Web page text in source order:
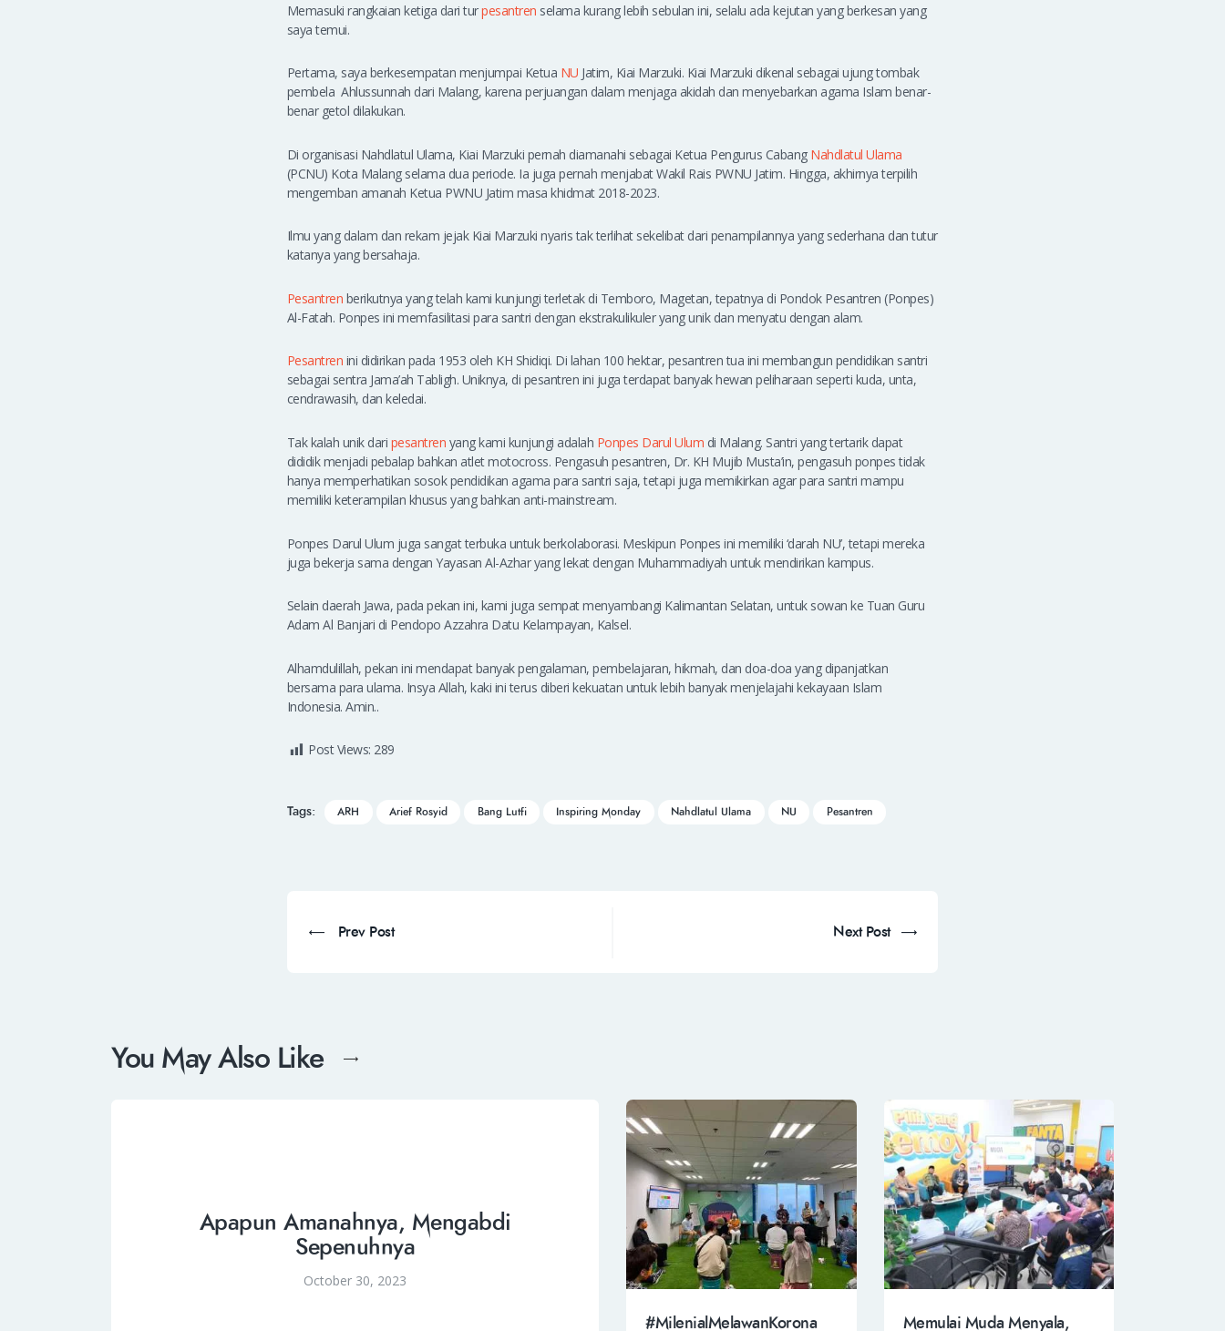
Memasuki rangkaian ketiga dari turpesantren selama kurang lebih sebulan ini, selalu ada kejutan yang berkesan yang
saya temui.
Pertama, saya berkesempatan menjumpai Ketua NU Jatim, Kiai Marzuki. Kiai Marzuki dikenal sebagai ujung tombak
pembela Ahlussunnah dari Malang, karena perjuangan dalam menjaga akidah dan menyebarkan agama Islam benar-
benar getol dilakukan.
Di organisasi Nahdlatul Ulama, Kiai Marzuki pernah diamanahi sebagai Ketua Pengurus Cabang Nahdlatul Ulama
(PCNU) Kota Malang selama dua periode. Ia juga pernah menjabat Wakil Rais PWNU Jatim. Hingga, akhirnya terpilih
mengemban amanah Ketua PWNU Jatim masa khidmat 2018-2023.
Ilmu yang dalam dan rekam jejak Kiai Marzuki nyaris tak terlihat sekelibat dari penampilannya yang sederhana dan tutur
katanya yang bersahaja.
Pesantren berikutnya yang telah kami kunjungi terletak di Temboro, Magetan, tepatnya di Pondok Pesantren (Ponpes)
Al-Fatah. Ponpes ini memfasilitasi para santri dengan ekstrakulikuler yang unik dan menyatu dengan alam.
Pesantren ini didirikan pada 1953 oleh KH Shidiqi. Di lahan 100 hektar, pesantren tua ini membangun pendidikan santri
sebagai sentra Jama’ah Tabligh. Uniknya, di pesantren ini juga terdapat banyak hewan peliharaan seperti kuda, unta,
cendrawasih, dan keledai.
Tak kalah unik dari pesantren yang kami kunjungi adalah Ponpes Darul Ulum di Malang. Santri yang tertarik dapat
dididik menjadi pebalap bahkan atlet motocross. Pengasuh pesantren, Dr. KH Mujib Musta’in, pengasuh ponpes tidak
hanya memperhatikan sosok pendidikan agama para santri saja, tetapi juga memikirkan agar para santri mampu
memiliki keterampilan khusus yang bahkan anti-mainstream.
Ponpes Darul Ulum juga sangat terbuka untuk berkolaborasi. Meskipun Ponpes ini memiliki ‘darah NU’, tetapi mereka
juga bekerja sama dengan Yayasan Al-Azhar yang lekat dengan Muhammadiyah untuk mendirikan kampus.
Selain daerah Jawa, pada pekan ini, kami juga sempat menyambangi Kalimantan Selatan, untuk sowan ke Tuan Guru
Adam Al Banjari di Pendopo Azzahra Datu Kelampayan, Kalsel.
Alhamdulillah, pekan ini mendapat banyak pengalaman, pembelajaran, hikmah, dan doa-doa yang dipanjatkan
bersama para ulama. Insya Allah, kaki ini terus diberi kekuatan untuk lebih banyak menjelajahi kekayaan Islam
Indonesia. Amin..
Post Views: 289
Tags: ARH Arief Rosyid Bang Lutfi Inspiring Monday Nahdlatul Ulama NU Pesantren
Prev Post Next Post
You May Also Like
Apapun Amanahnya, Mengabdi
Sepenuhnya
October 30, 2023
#MilenialMelawanKorona Memulai Muda Menyala,